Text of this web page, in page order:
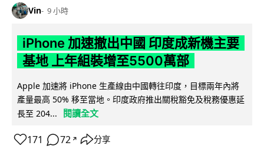
Vin 9 小時
iPhone 加速撤出中國 印度成新機主要
基地 上年組裝增至5500萬部
Apple 加速將 iPhone 生產線由中國轉往印度，目標兩年內將
產量最高 50% 移至當地。印度政府推出關稅豁免及稅務優惠延
長至 204...
閱讀全文
171 72 ↗ 分享